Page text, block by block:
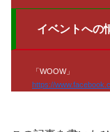
イベントへの
「WOOW」
https://